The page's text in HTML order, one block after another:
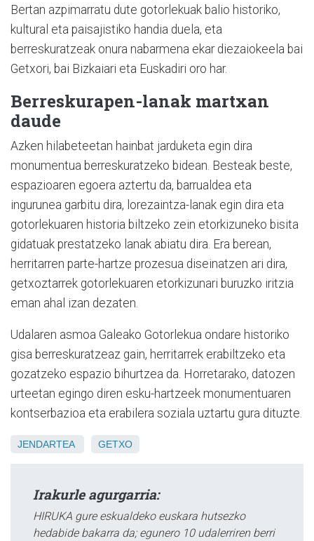
Bertan azpimarratu dute gotorlekuak balio historiko,
kultural eta paisajistiko handia duela, eta
berreskuratzeak onura nabarmena ekar diezaiokeela bai
Getxori, bai Bizkaiari eta Euskadiri oro har.
Berreskurapen-lanak martxan
daude
Azken hilabeteetan hainbat jarduketa egin dira
monumentua berreskuratzeko bidean. Besteak beste,
espazioaren egoera aztertu da, barrualdea eta
ingurunea garbitu dira, lorezaintza-lanak egin dira eta
gotorlekuaren historia biltzeko zein etorkizuneko bisita
gidatuak prestatzeko lanak abiatu dira. Era berean,
herritarren parte-hartze prozesua diseinatzen ari dira,
getxoztarrek gotorlekuaren etorkizunari buruzko iritzia
eman ahal izan dezaten.
Udalaren asmoa Galeako Gotorlekua ondare historiko
gisa berreskuratzeaz gain, herritarrek erabiltzeko eta
gozatzeko espazio bihurtzea da. Horretarako, datozen
urteetan egingo diren esku-hartzeek monumentuaren
kontserbazioa eta erabilera soziala uztartu gura dituzte.
JENDARTEA GETXO
Irakurle agurgarria:
HIRUKA gure eskualdeko euskara hutsezko
hedabide bakarra da; egunero 10 udalerriren berri